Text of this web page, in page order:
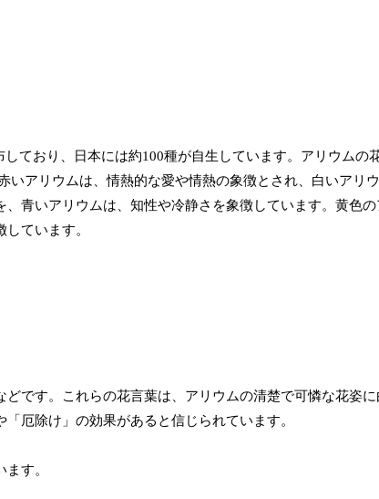
しており、日本には約100種が自生しています。アリウムの
いアリウムは、情熱的な愛や情熱の象徴とされ、白いアリ
青いアリウムは、知性や冷静さを象徴しています。黄色
ています。
どです。これらの花言葉は、アリウムの清楚で可憐な花姿
厄除け」の効果があると信じられています。
す。